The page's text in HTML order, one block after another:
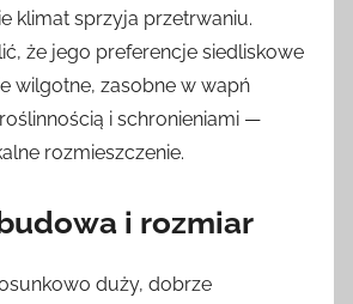
klimat sprzyja przetrwaniu.
że jego preferencje siedliskowe
wilgotne, zasobne w wapń
i schronieniami —
rozmieszczenie.
i rozmiar
duży, dobrze